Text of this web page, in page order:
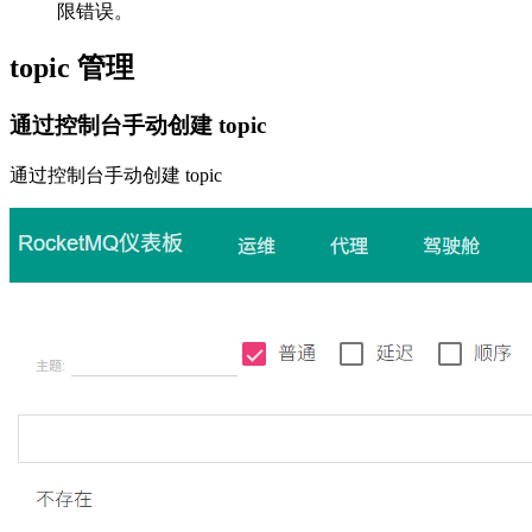
限错误。
topic 管理
通过控制台手动创建 topic
通过控制台手动创建 topic